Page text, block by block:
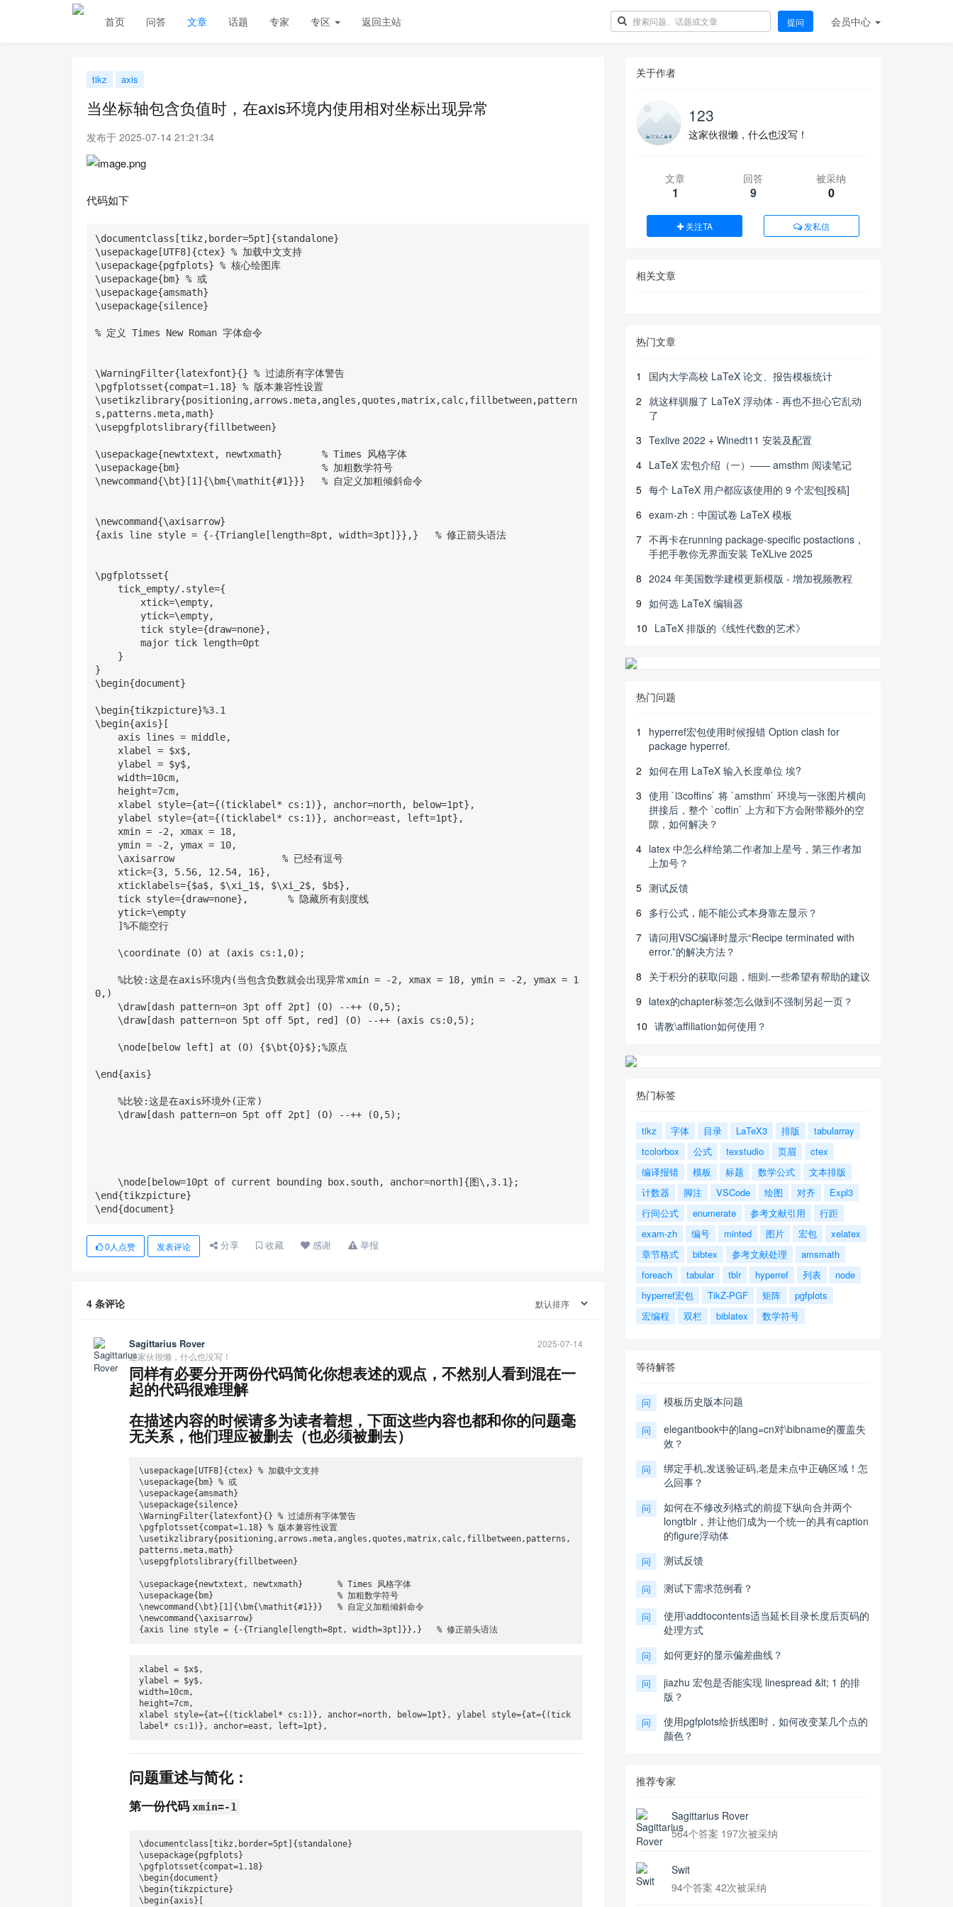
首页 问答 文章 话题 专家 专区 返回主站 提问 会员中心
tikz axis
当坐标轴包含负值时，在axis环境内使用相对坐标出现异常
发布于 2025-07-14 21:21:34
代码如下
\documentclass[tikz,border=5pt]{standalone}
\usepackage[UTF8]{ctex} % 加载中文支持
\usepackage{pgfplots} % 核心绘图库
\usepackage{bm} % 或
\usepackage{amsmath}
\usepackage{silence}
% 定义 Times New Roman 字体命令
\WarningFilter{latexfont}{} % 过滤所有字体警告
\pgfplotsset{compat=1.18} % 版本兼容性设置
\usetikzlibrary{positioning,arrows.meta,angles,quotes,matrix,calc,fillbetween,pattern
s,patterns.meta,math}
\usepgfplotslibrary{fillbetween}
\usepackage{newtxtext, newtxmath}       % Times 风格字体
\usepackage{bm}                         % 加粗数学符号
\newcommand{\bt}[1]{\bm{\mathit{#1}}}   % 自定义加粗倾斜命令
\newcommand{\axisarrow}
{axis line style = {-{Triangle[length=8pt, width=3pt]}},}   % 修正箭头语法
\pgfplotsset{
}
\begin{document}
\begin{tikzpicture}%3.1
\begin{axis}[
0,)
\end{axis}
\end{tikzpicture}
\end{document}
0 人点赞 发表评论 分享 收藏 感谢 举报
4 条评论
Sagittarius Rover
2025-07-14
这家伙很懒，什么也没写！
同样有必要分开两份代码简化你想表述的观点，不然别人看到混在一
起的代码很难理解
在描述内容的时候请多为读者着想，下面这些内容也都和你的问题毫
无关系，他们理应被删去（也必须被删去）
\usepackage[UTF8]{ctex} % 加载中文支持
\usepackage{bm} % 或
\usepackage{amsmath}
\usepackage{silence}
\WarningFilter{latexfont}{} % 过滤所有字体警告
\pgfplotsset{compat=1.18} % 版本兼容性设置
\usetikzlibrary{positioning,arrows.meta,angles,quotes,matrix,calc,fillbetween,patterns,
patterns.meta,math}
\usepgfplotslibrary{fillbetween}
\usepackage{newtxtext, newtxmath}       % Times 风格字体
\usepackage{bm}                         % 加粗数学符号
\newcommand{\bt}[1]{\bm{\mathit{#1}}}   % 自定义加粗倾斜命令
\newcommand{\axisarrow}
{axis line style = {-{Triangle[length=8pt, width=3pt]}},}   % 修正箭头语法
xlabel = $x$,
ylabel = $y$,
width=10cm,
height=7cm,
xlabel style={at={(ticklabel* cs:1)}, anchor=north, below=1pt}, ylabel style={at={(tick
label* cs:1)}, anchor=east, left=1pt},
问题重述与简化：
第一份代码 xmin=-1
\documentclass[tikz,border=5pt]{standalone}
\usepackage{pgfplots}
\pgfplotsset{compat=1.18}
\begin{document}
\begin{tikzpicture}
\begin{axis}[
关于作者
123
这家伙很懒，什么也没写！
文章
1
回答
9
被采纳
0
关注TA 发私信
相关文章
热门文章
1
国内大学高校 LaTeX 论文、报告模板统计
2 就这样驯服了 LaTeX 浮动体 - 再也不担心它乱动
了
3 Texlive 2022 + Winedt11 安装及配置
4 LaTeX 宏包介绍（一）—— amsthm 阅读笔记
5 每个 LaTeX 用户都应该使用的 9 个宏包[投稿]
6 exam-zh：中国试卷 LaTeX 模板
7 不再卡在running package-specific postactions，
手把手教你无界面安装 TeXLive 2025
8 2024 年美国数学建模更新模版 - 增加视频教程
9 如何选 LaTeX 编辑器
10 LaTeX 排版的《线性代数的艺术》
热门问题
1
hyperref宏包使用时候报错 Option clash for
package hyperref.
2 如何在用 LaTeX 输入长度单位 埃?
3 使用 `l3coffins` 将 `amsthm` 环境与一张图片横向
拼接后，整个 `coffin` 上方和下方会附带额外的空
隙，如何解决？
4 latex 中怎么样给第二作者加上星号，第三作者加
上加号？
5 测试反馈
6 多行公式，能不能公式本身靠左显示？
7 请问用VSC编译时显示“Recipe terminated with
error.”的解决方法？
8 关于积分的获取问题，细则.一些希望有帮助的建议
9 latex的chapter标签怎么做到不强制另起一页？
10 请教\affiliation如何使用？
热门标签
tikz 字体 目录 LaTeX3 排版
tabularray
tcolorbox
公式 texstudio 页眉
ctex
编译报错
模板 标题 数学公式
文本排版
计数器
脚注 VSCode 绘图 对齐
Expl3
行间公式
enumerate 参考文献引用
行距
exam-zh
编号 minted 图片 宏包
xelatex
章节格式
bibtex 参考文献处理
amsmath
foreach
tabular tblr hyperref 列表
node
hyperref宏包
TikZ-PGF 矩阵
pgfplots
宏编程
双栏 biblatex 数学符号
等待解答
问 模板历史版本问题
问
elegantbook中的lang=cn对\bibname的覆盖失
效？
问
绑定手机,发送验证码,老是未点中正确区域！怎
么回事？
问
如何在不修改列格式的前提下纵向合并两个
longtblr，并让他们成为一个统一的具有caption
的figure浮动体
问 测试反馈
问 测试下需求范例看？
问
使用\addtocontents适当延长目录长度后页码的
处理方式
问 如何更好的显示偏差曲线？
问
jiazhu 宏包是否能实现 linespread &lt; 1 的排
版？
问
使用pgfplots绘折线图时，如何改变某几个点的
颜色？
推荐专家
Sagittarius Rover
564个答案 197次被采纳
Swit
94个答案 42次被采纳